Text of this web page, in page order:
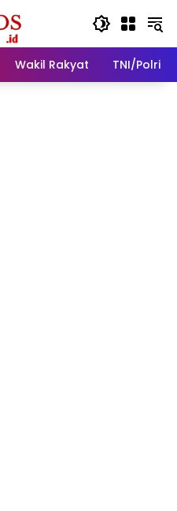
Wakil Rakyat TNI/Polri